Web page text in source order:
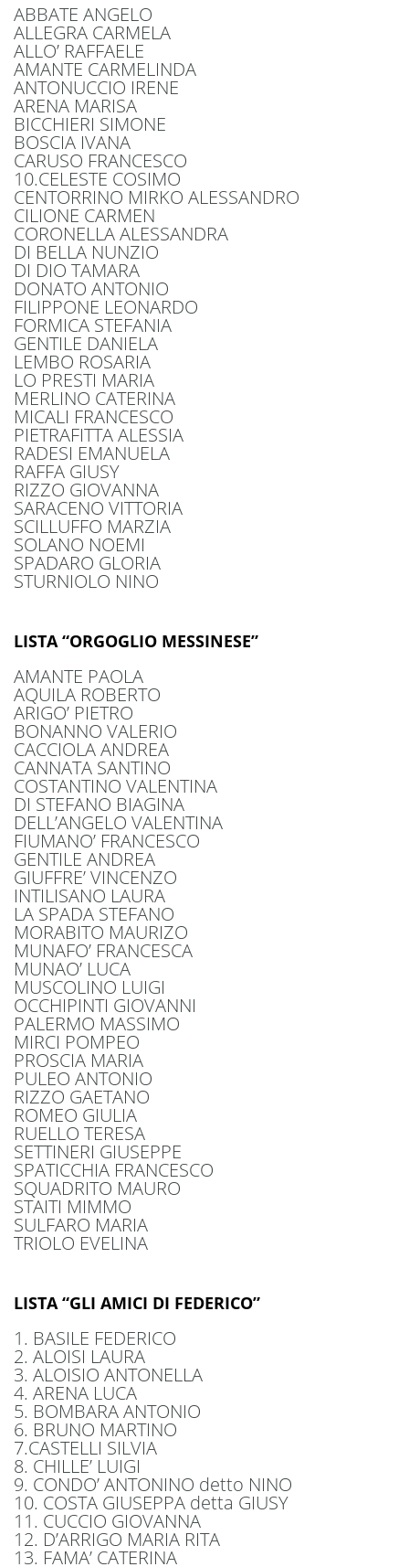
ABBATE ANGELO
ALLEGRA CARMELA
ALLO’ RAFFAELE
AMANTE CARMELINDA
ANTONUCCIO IRENE
ARENA MARISA
BICCHIERI SIMONE
BOSCIA IVANA
CARUSO FRANCESCO
10.CELESTE COSIMO
CENTORRINO MIRKO ALESSANDRO
CILIONE CARMEN
CORONELLA ALESSANDRA
DI BELLA NUNZIO
DI DIO TAMARA
DONATO ANTONIO
FILIPPONE LEONARDO
FORMICA STEFANIA
GENTILE DANIELA
LEMBO ROSARIA
LO PRESTI MARIA
MERLINO CATERINA
MICALI FRANCESCO
PIETRAFITTA ALESSIA
RADESI EMANUELA
RAFFA GIUSY
RIZZO GIOVANNA
SARACENO VITTORIA
SCILLUFFO MARZIA
SOLANO NOEMI
SPADARO GLORIA
STURNIOLO NINO
LISTA “ORGOGLIO MESSINESE”
AMANTE PAOLA
AQUILA ROBERTO
ARIGO’ PIETRO
BONANNO VALERIO
CACCIOLA ANDREA
CANNATA SANTINO
COSTANTINO VALENTINA
DI STEFANO BIAGINA
DELL’ANGELO VALENTINA
FIUMANO’ FRANCESCO
GENTILE ANDREA
GIUFFRE’ VINCENZO
INTILISANO LAURA
LA SPADA STEFANO
MORABITO MAURIZO
MUNAFO’ FRANCESCA
MUNAO’ LUCA
MUSCOLINO LUIGI
OCCHIPINTI GIOVANNI
PALERMO MASSIMO
MIRCI POMPEO
PROSCIA MARIA
PULEO ANTONIO
RIZZO GAETANO
ROMEO GIULIA
RUELLO TERESA
SETTINERI GIUSEPPE
SPATICCHIA FRANCESCO
SQUADRITO MAURO
STAITI MIMMO
SULFARO MARIA
TRIOLO EVELINA
LISTA “GLI AMICI DI FEDERICO”
1. BASILE FEDERICO
2. ALOISI LAURA
3. ALOISIO ANTONELLA
4. ARENA LUCA
5. BOMBARA ANTONIO
6. BRUNO MARTINO
7.CASTELLI SILVIA
8. CHILLE’ LUIGI
9. CONDO’ ANTONINO detto NINO
10. COSTA GIUSEPPA detta GIUSY
11. CUCCIO GIOVANNA
12. D’ARRIGO MARIA RITA
13. FAMA’ CATERINA